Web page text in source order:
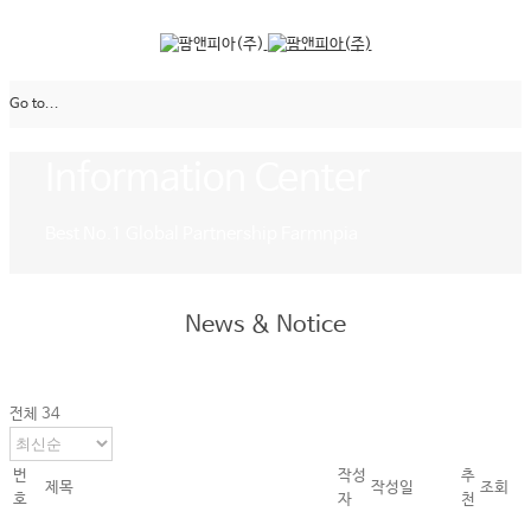
Go to...
News & Notice
전체 34
번
호
제목
작성
자
작성일
추
천
조회